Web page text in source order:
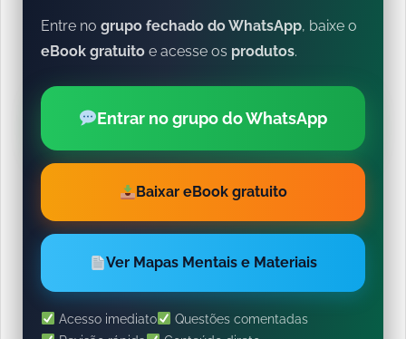
Entre no grupo fechado do WhatsApp, baixe o
eBook gratuito e acesse os produtos.
Entrar no grupo do WhatsApp
Baixar eBook gratuito
Ver Mapas Mentais e Materiais
Acesso imediato
Questões comentadas